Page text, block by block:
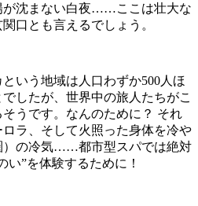
が沈まない白夜……ここは壮大な
口とも言えるでしょう。
いう地域は人口わずか500人ほ
したが、世界中の旅人たちがこ
うです。なんのために？ それ
ラ、そして火照った身体を冷や
）の冷気……都市型スパでは絶対
い”を体験するために！